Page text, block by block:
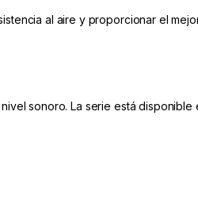
al aire y proporcionar el
sonoro. La serie está